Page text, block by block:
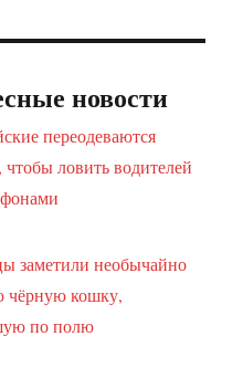
новости
переодеваются
чтобы ловить водителей
заметили необычайно
чёрную кошку,
по полю